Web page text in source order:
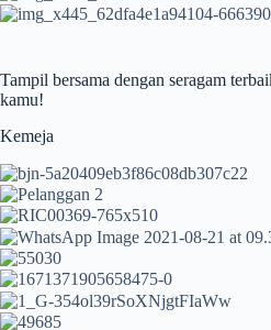
Tampil bersama dengan seragam
kamu!
Kemeja